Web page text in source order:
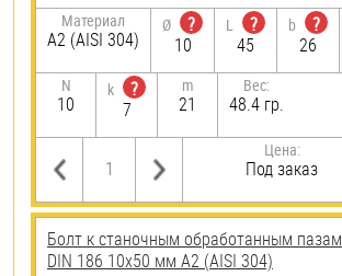
Материал
А2 (AISI 304)
Ø
?
10
L
?
45
b
?
26
N
10
k
?
7
m
21
Вес:
48.4 гр.
Цена:
Под заказ
Болт к станочным обработанным пазам
DIN 186 10х50 мм А2 (AISI 304)